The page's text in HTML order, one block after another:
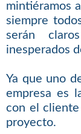
mintiéramos
siempre
serán
inesperados
Ya que uno
empresa es
con el
proyecto.